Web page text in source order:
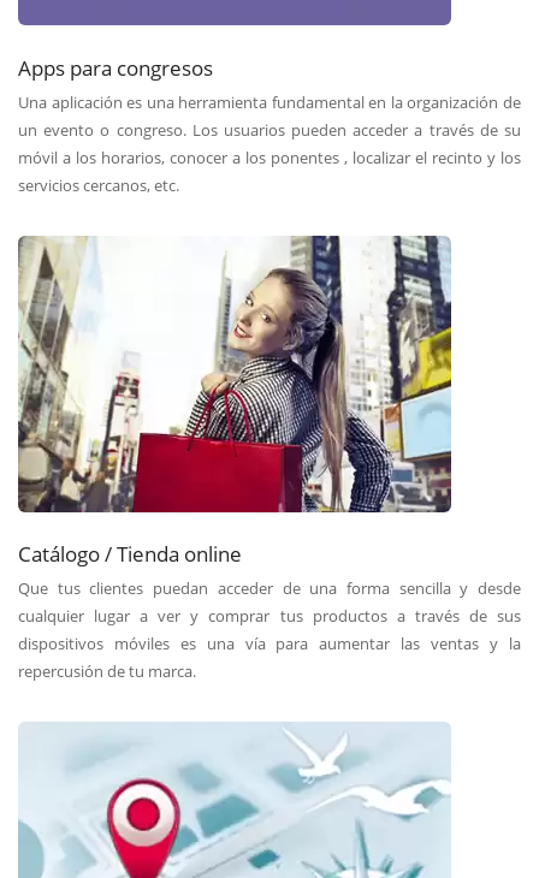
Apps para congresos
Una aplicación es una herramienta fundamental en la organización de
un evento o congreso. Los usuarios pueden acceder a través de su
móvil a los horarios, conocer a los ponentes , localizar el recinto y los
servicios cercanos, etc.
Catálogo / Tienda online
Que tus clientes puedan acceder de una forma sencilla y desde
cualquier lugar a ver y comprar tus productos a través de sus
dispositivos móviles es una vía para aumentar las ventas y la
repercusión de tu marca.